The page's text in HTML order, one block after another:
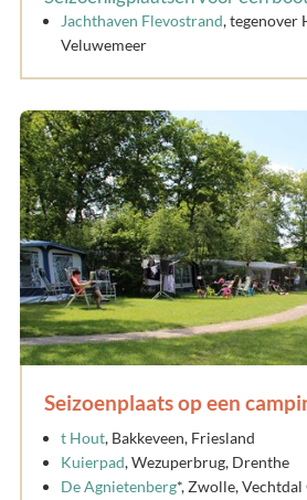
Jachthaven Flevostrand, tegenover
Veluwemeer
Seizoenplaats op een
t Hout, Bakkeveen, Friesland
Kuierpad, Wezuperbrug, Drenthe
De Agnietenberg*, Zwolle,